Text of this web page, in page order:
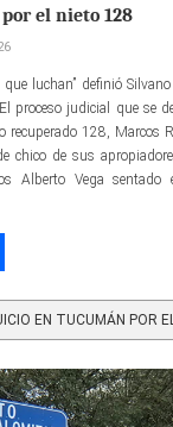
el nieto 128
luchan” definió
proceso judicial que se
recuperado 128, Marcos
chico de sus
Alberto Vega
EN TUCUMÁN POR